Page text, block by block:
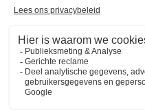
Lombardije
Beste aanbiedingvoor 3